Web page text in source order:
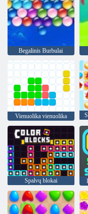
Begalinis Burbulai
Vienuolika vienuolika
Spalvų blokai